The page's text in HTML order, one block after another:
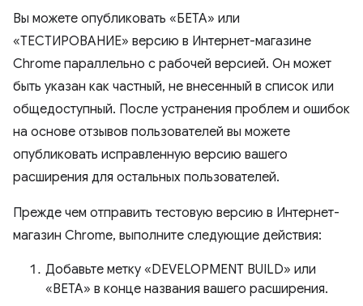
Вы можете опубликовать «БЕТА» или
«ТЕСТИРОВАНИЕ» версию в Интернет-магазине
Chrome параллельно с рабочей версией. Он может
быть указан как частный, не внесенный в список или
общедоступный. После устранения проблем и ошибок
на основе отзывов пользователей вы можете
опубликовать исправленную версию вашего
расширения для остальных пользователей.
Прежде чем отправить тестовую версию в Интернет-
магазин Chrome, выполните следующие действия:
Добавьте метку «DEVELOPMENT BUILD» или
«BETA» в конце названия вашего расширения.